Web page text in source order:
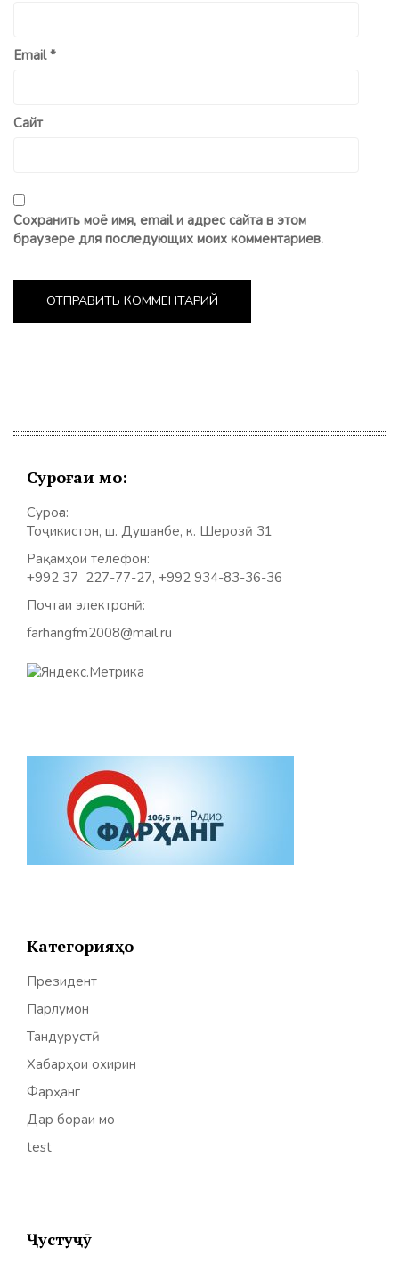
Email*
Сайт
Сохранить моё имя, email и адрес сайта в этом
браузере для последующих моих комментариев.
Суроғаи мо:
Суроға:
Тоҷикистон, ш. Душанбе, к. Шерозӣ 31
Рақамҳои телефон:
+992 37 227-77-27, +992 934-83-36-36
Почтаи электронӣ:
farhangfm2008@mail.ru
Категорияҳо
Президент
Парлумон
Тандурустӣ
Хабарҳои охирин
Фарҳанг
Дар бораи мо
test
Ҷустуҷӯ